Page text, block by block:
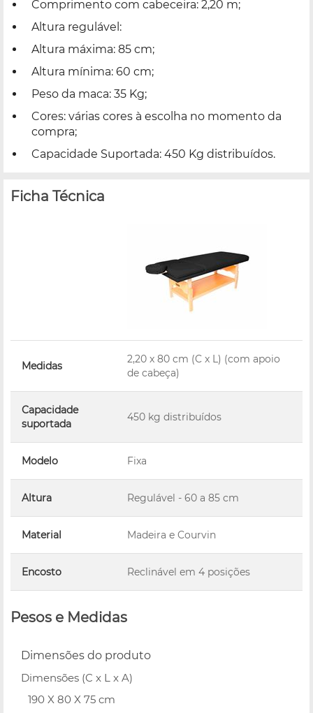
Comprimento com cabeceira: 2,20 m;
Altura regulável:
Altura máxima: 85 cm;
Altura mínima: 60 cm;
Peso da maca: 35 Kg;
Cores: várias cores à escolha no momento da
compra;
Capacidade Suportada: 450 Kg distribuídos.
Ficha Técnica
Medidas
2,20 x 80 cm (C x L) (com apoio
de cabeça)
Capacidade
suportada
450 kg distribuídos
Modelo Fixa
Altura Regulável - 60 a 85 cm
Material Madeira e Courvin
Encosto Reclinável em 4 posições
Pesos e Medidas
Dimensões do produto
Dimensões (C x L x A)
190 X 80 X 75 cm